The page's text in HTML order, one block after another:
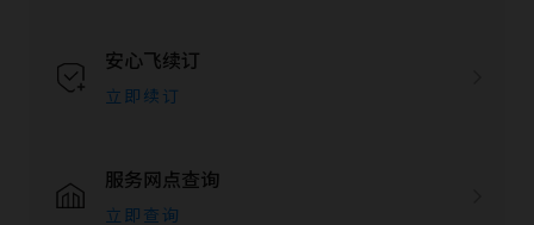
安心飞续订
立即续订
服务网点查询
立即查询